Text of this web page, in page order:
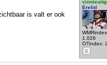
Erelid
1.026
OTindex:
S
is valt er ook